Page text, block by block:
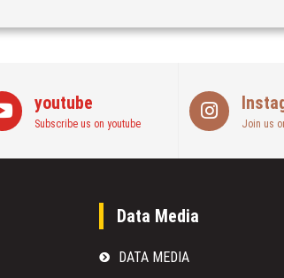
youtube
Subscribe us on youtube Join us
Data Media
DATA MEDIA